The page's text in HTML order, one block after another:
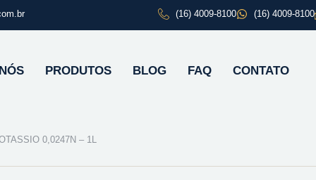
(16) 4009-8100 (16) 4009-8100
PRODUTOS BLOG FAQ CONTATO
0,0247N – 1L